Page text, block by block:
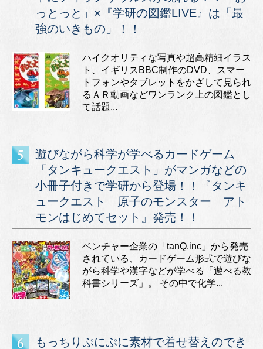
っとっと」×『学研の図鑑LIVE』は「最
強のいきもの」！！
ハイクオリティな写真や超高精細イラス
ト、イギリスBBC制作のDVD、スマー
トフォンやタブレットをかざして見られ
るＡＲ動画などワンランク上の図鑑とし
て話題...
遊びながら科学が学べるカードゲーム
「タンキュークエスト」がマンガなどの
小冊子付きで学研から登場！！『タンキ
ュークエスト 原子のモンスター アト
モンはじめてセット』発売！！
ベンチャー企業の「tanQ.inc」から発売
されている、カードゲーム形式で遊びな
がら科学や漢字などが学べる「遊べる教
科書シリーズ」。 その中で化学...
もっちりぷにぷに素材で着せ替えのでき